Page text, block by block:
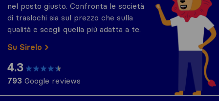
nel posto giusto. Confronta le società
di traslochi sia sul prezzo che sulla
qualità e scegli quella più adatta a te.
Su Sirelo
4.3
793 Google reviews